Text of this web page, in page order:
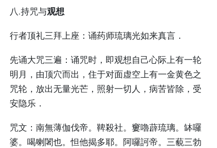
八.持咒与观想
行者顶礼三拜上座：诵药师琉璃光如来真言．
先诵大咒三遍：诵咒时，即观想自己心际上有一轮
明月，由顶穴而出，住于对面虚空上有一金黄色之
咒轮，放出无量光芒，照射一切人，病苦皆除，受
安隐乐．
咒文：南無薄伽伐帝。鞞殺社。窶嚕薜琉璃。缽囉
婆。喝喇闍也。怛他揭多耶。阿囉訶帝。三藐三勃